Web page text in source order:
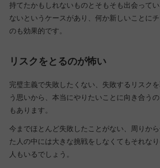
持てたかもしれないものとそもそも出会って
ないというケースがあり、何か新しいことに
のも効果的です。
リスクをとるのが怖い
完璧主義で失敗したくない、失敗するリスク
う思いから、本当にやりたいことに向き合う
もあります。
今までほとんど失敗したことがない、周りか
た人の中には大きな挑戦をしなくてもそれな
人もいるでしょう。